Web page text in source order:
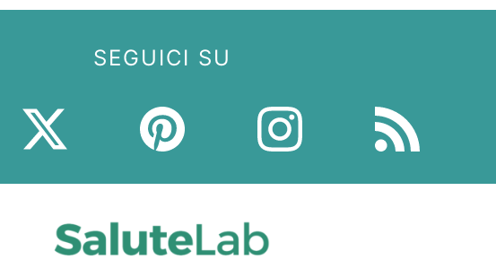
SEGUICI SU